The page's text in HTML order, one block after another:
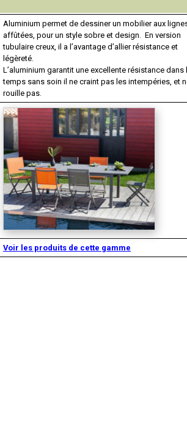
Aluminium permet de dessiner un mobilier aux
affûtées, pour un style sobre et design. En version
tubulaire creux, il a l’avantage d’allier résistance et
légèreté.
L’aluminium garantit une excellente résistance dans
temps sans soin il ne craint pas les intempéries, et
rouille pas.
Voir les produits de cette gamme